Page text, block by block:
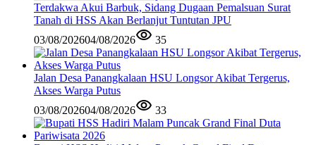
Terdakwa Akui Barbuk, Sidang Dugaan Pemalsuan Surat
Tanah di HSS Akan Berlanjut Tuntutan JPU
03/08/202604/08/2026 35
Jalan Desa Panangkalaan HSU Longsor Akibat Tergerus,
Akses Warga Putus
03/08/202604/08/2026 33